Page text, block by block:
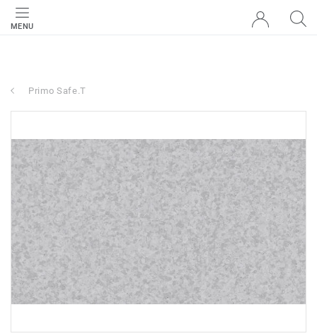
MENU
Primo Safe.T